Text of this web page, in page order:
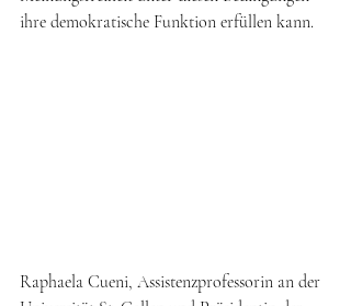
ihre demokratische Funktion erfüllen kann.
Raphaela Cueni, Assistenzprofessorin an der